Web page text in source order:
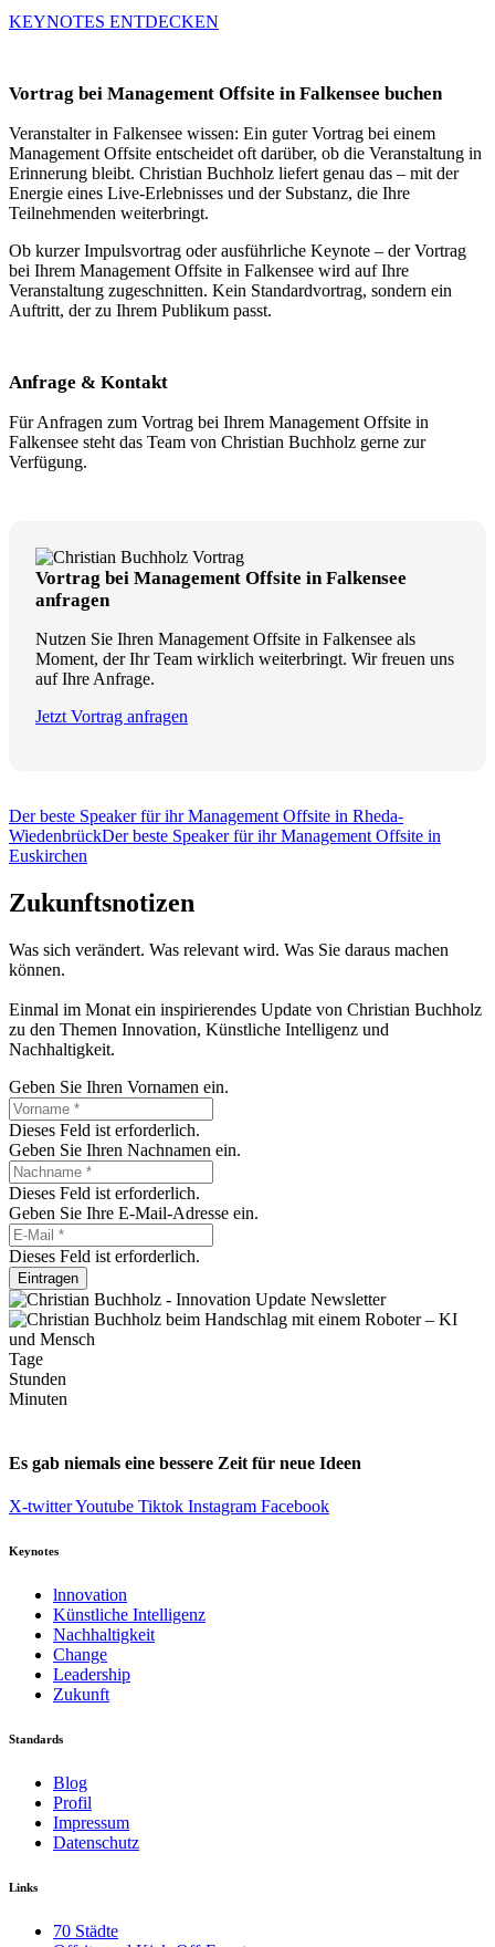
KEYNOTES ENTDECKEN
Vortrag bei Management Offsite in Falkensee buchen
Veranstalter in Falkensee wissen: Ein guter Vortrag bei einem
Management Offsite entscheidet oft darüber, ob die Veranstaltung in
Erinnerung bleibt. Christian Buchholz liefert genau das – mit der
Energie eines Live-Erlebnisses und der Substanz, die Ihre
Teilnehmenden weiterbringt.
Ob kurzer Impulsvortrag oder ausführliche Keynote – der Vortrag
bei Ihrem Management Offsite in Falkensee wird auf Ihre
Veranstaltung zugeschnitten. Kein Standardvortrag, sondern ein
Auftritt, der zu Ihrem Publikum passt.
Anfrage & Kontakt
Für Anfragen zum Vortrag bei Ihrem Management Offsite in
Falkensee steht das Team von Christian Buchholz gerne zur
Verfügung.
Vortrag bei Management Offsite in Falkensee
anfragen
Nutzen Sie Ihren Management Offsite in Falkensee als
Moment, der Ihr Team wirklich weiterbringt. Wir freuen uns
auf Ihre Anfrage.
Jetzt Vortrag anfragen
Der beste Speaker für ihr Management Offsite in Rheda-
WiedenbrückDer beste Speaker für ihr Management Offsite in
Euskirchen
Zukunftsnotizen
Was sich verändert. Was relevant wird. Was Sie daraus machen
können.
Einmal im Monat ein inspirierendes Update von Christian Buchholz
zu den Themen Innovation, Künstliche Intelligenz und
Nachhaltigkeit.
Geben Sie Ihren Vornamen ein.
Dieses Feld ist erforderlich.
Geben Sie Ihren Nachnamen ein.
Dieses Feld ist erforderlich.
Geben Sie Ihre E-Mail-Adresse ein.
Dieses Feld ist erforderlich.
Eintragen
Tage
Stunden
Minuten
Es gab niemals eine bessere Zeit für neue Ideen
X-twitterYoutube Tiktok Instagram Facebook
Keynotes
lnnovation
Künstliche Intelligenz
Nachhaltigkeit
Change
Leadership
Zukunft
Standards
Blog
Profil
Impressum
Datenschutz
Links
70 Städte